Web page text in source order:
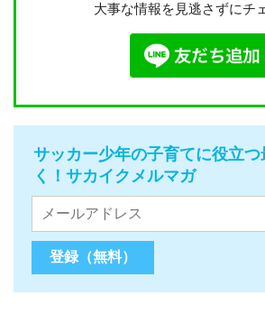
大事な情報を見逃さずにチ
サッカー少年の子育てに役立つ
く！サカイクメルマガ